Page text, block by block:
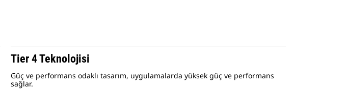
Tier 4 Teknolojisi
Güç ve performans odaklı tasarım, uygulamalarda yüksek güç ve performans
sağlar.